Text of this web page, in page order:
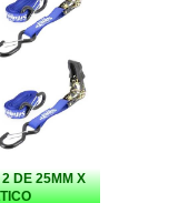
DE 25MM X